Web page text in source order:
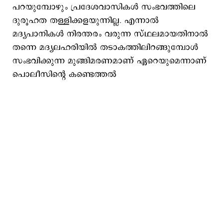
പറയുമ്പോഴും പ്രദേശവാസികള്‍ സംഭവത്തിലെ
ദുരൂഹത തള്ളിക്കളയുന്നില്ല. എന്നാല്‍
മദ്യപാനികള്‍ നിരന്തരം വരുന്ന സ്ഥലമായതിനാല്‍
തന്നെ മദ്യലഹരിയില്‍ തടാകത്തിലിറങ്ങുമ്പോള്‍
സംഭവിക്കുന്ന മുങ്ങിമരണമാണ് ഏറെയുമെന്നാണ്
പൊലീസിന്റെ കണ്ടെത്തല്‍